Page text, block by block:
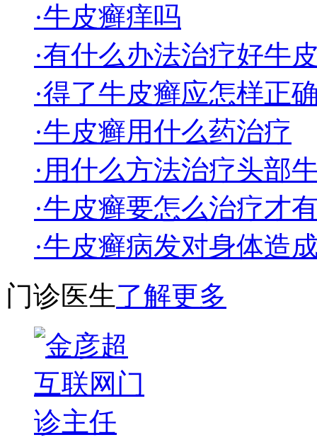
·牛皮癣痒吗
·有什么办法治疗好牛
·得了牛皮癣应怎样正
·牛皮癣用什么药治疗
·用什么方法治疗头部
·牛皮癣要怎么治疗才
·牛皮癣病发对身体造
门诊医生了解更多